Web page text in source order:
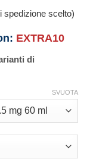
spedizione scelto)
EXTRA10
di
SVUOTA